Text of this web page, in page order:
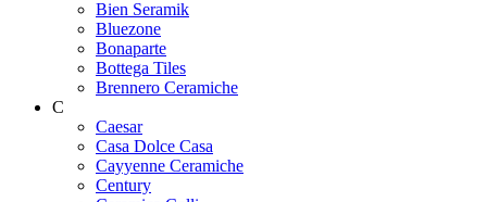
Bien Seramik
Bluezone
Bonaparte
Bottega Tiles
Brennero Ceramiche
C
Caesar
Casa Dolce Casa
Cayyenne Ceramiche
Century